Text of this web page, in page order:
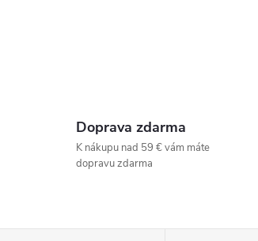
Doprava zdarma
K nákupu nad 59 € vám máte
dopravu zdarma